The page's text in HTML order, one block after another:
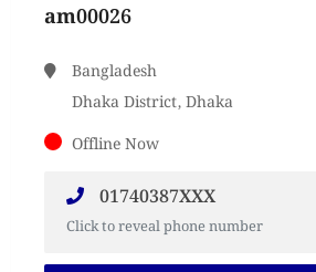
am00026
Bangladesh
Dhaka District, Dhaka
Offline Now
01740387XXX
Click to reveal phone number